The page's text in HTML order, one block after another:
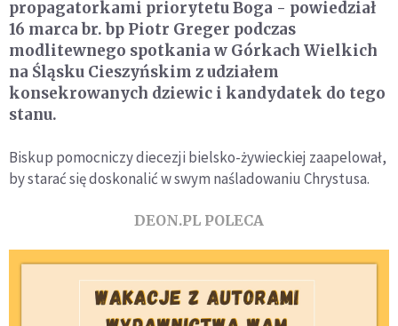
propagatorkami priorytetu Boga - powiedział
16 marca br. bp Piotr Greger podczas
modlitewnego spotkania w Górkach Wielkich
na Śląsku Cieszyńskim z udziałem
konsekrowanych dziewic i kandydatek do tego
stanu.
Biskup pomocniczy diecezji bielsko-żywieckiej zaapelował,
by starać się doskonalić w swym naśladowaniu Chrystusa.
DEON.PL POLECA